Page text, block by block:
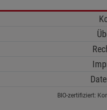
BIO-zertifiziert: